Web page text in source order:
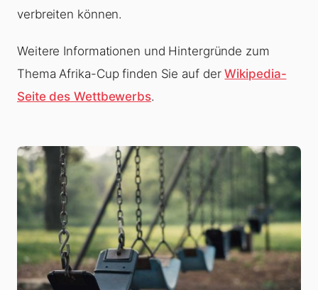
verbreiten können.
Weitere Informationen und Hintergründe zum
Thema Afrika-Cup finden Sie auf derWikipedia-
Seite des Wettbewerbs.